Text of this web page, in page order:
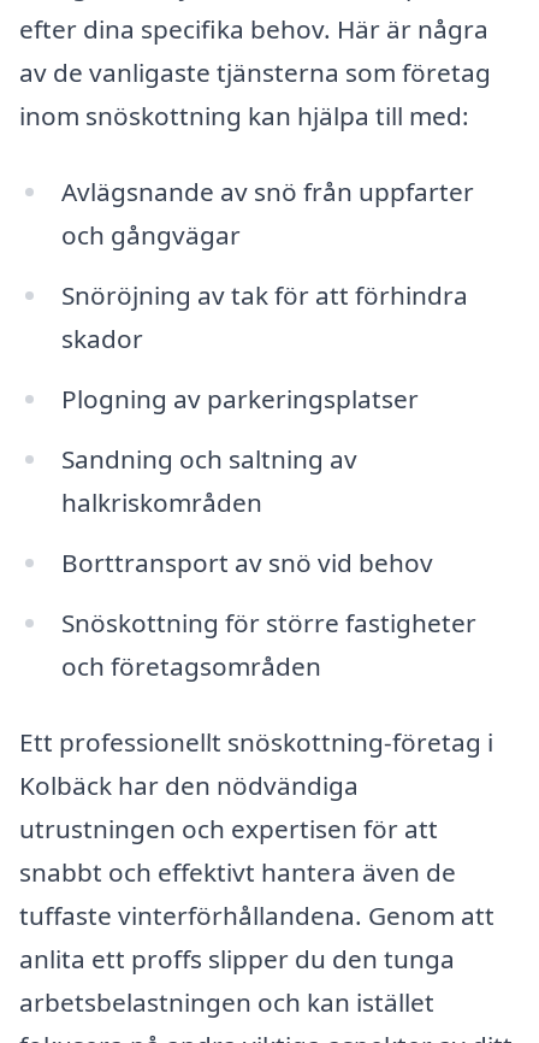
efter dina specifika behov. Här är några
av de vanligaste tjänsterna som företag
inom snöskottning kan hjälpa till med:
Avlägsnande av snö från uppfarter
och gångvägar
Snöröjning av tak för att förhindra
skador
Plogning av parkeringsplatser
Sandning och saltning av
halkriskområden
Borttransport av snö vid behov
Snöskottning för större fastigheter
och företagsområden
Ett professionellt snöskottning-företag i
Kolbäck har den nödvändiga
utrustningen och expertisen för att
snabbt och effektivt hantera även de
tuffaste vinterförhållandena. Genom att
anlita ett proffs slipper du den tunga
arbetsbelastningen och kan istället